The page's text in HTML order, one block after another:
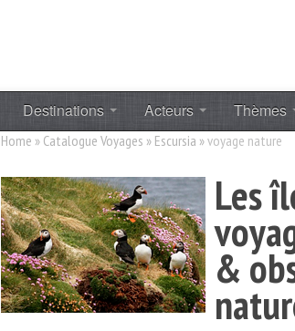
Destinations Acteurs Thèmes
Home » Catalogue Voyages » Escursia »voyage nature
Les
&